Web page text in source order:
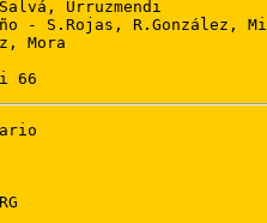
- S.Rojas, R.González,
Mora
66